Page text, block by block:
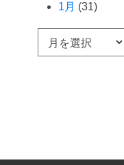
1月 (31)
ー